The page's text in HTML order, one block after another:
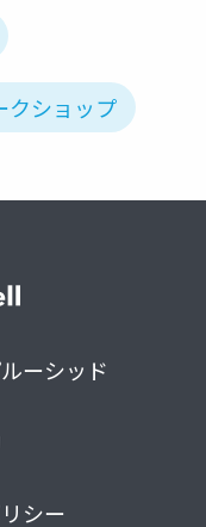
クショップ
ーシッド
シー